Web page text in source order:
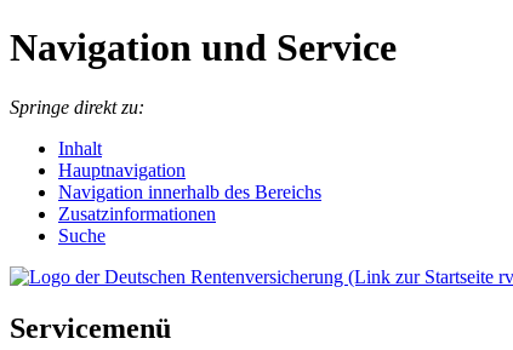
Navigation und Service
Springe direkt zu:
Inhalt
Hauptnavigation
Navigation innerhalb des Bereichs
Zusatzinformationen
Suche
Servicemenü